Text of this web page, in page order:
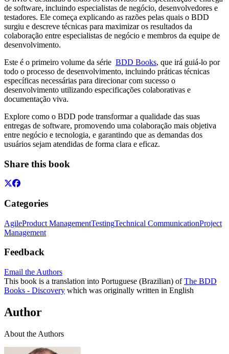
de software, incluindo especialistas de negócio, desenvolvedores e
testadores. Ele começa explicando as razões pelas quais o BDD
surgiu e descreve técnicas para maximizar os resultados da
colaboração entre especialistas de negócio e membros da equipe de
desenvolvimento.
Este é o primeiro volume da série BDD Books, que irá guiá-lo por
todo o processo de desenvolvimento, incluindo práticas técnicas
específicas necessárias para direcionar com sucesso o
desenvolvimento utilizando especificações colaborativas e
documentação viva.
Explore como o BDD pode transformar a qualidade das suas
entregas de software, promovendo uma colaboração mais objetiva
entre negócio e tecnologia, e garantindo que as demandas dos
usuários sejam atendidas de forma clara e eficaz.
Share this book
Categories
AgileProduct ManagementTestingTechnical CommunicationProject
Management
Feedback
Email the Authors
This book is a translation into Portuguese (Brazilian) ofThe BDD
Books - Discovery which was originally written in English
Author
About the Authors